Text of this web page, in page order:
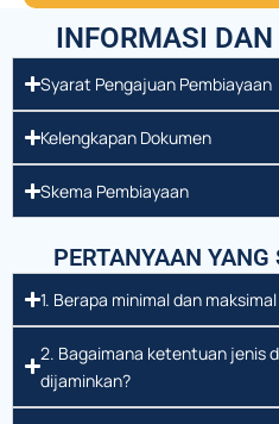
INFORMASI
Syarat Pengajuan Pembiayaan
Kelengkapan Dokumen
Skema Pembiayaan
PERTANYAAN
1. Berapa minimal dan
2. Bagaimana ketentuan jenis
dijaminkan?